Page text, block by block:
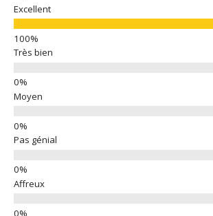
Excellent
Très bien
Moyen
Pas génial
Affreux